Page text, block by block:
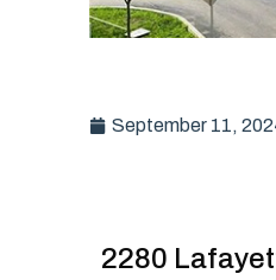
September 11,
2280